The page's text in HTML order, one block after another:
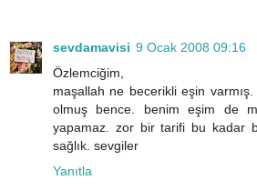
sevdamavisi 9 Ocak 2008 09:16
Özlemciğim,
maşallah ne becerikli eşin
olmuş bence. benim eşim de
yapamaz. zor bir tarifi bu kadar
sağlık. sevgiler
Yanıtla